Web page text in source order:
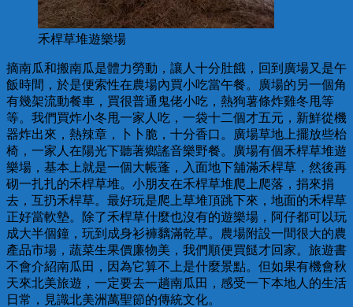
禾桿草堆遊樂場
摘南瓜和搬南瓜是體力勞動，讓人十分肚餓，回到廣場又是午
飯時間，於是便索性在農場內買小吃當午餐。廣場的另一個角
有幾架流動餐車，買很普通鬼佬小吃，熱狗薯條炸雞冬甩等
等。我們買炸小冬甩一家人吃，一袋十二個才五元，新鮮從機
器炸出來，熱辣章，卜卜脆，十分香口。廣場草地上擺放些枱
椅，一家人在陽光下聽著鄉謠音樂野餐。廣場有個禾桿草堆遊
樂場，基本上就是一個大帳蓬，入面地下舖滿禾桿草，然後再
砌一扎扎的禾桿草堆。小朋友在禾桿草堆爬上爬落，捐來捐
去，互扔禾桿草。最好玩是爬上草堆頂跳下來，地面的禾桿草
正好當軟墊。除了禾桿草什麼也沒有的遊樂場，阿仔都可以玩
成大半個鐘，玩到成身衫褲黐滿乾草。農場附設一間很大的農
產品市場，蔬菜生果價廉物美，我們順便買餸才回家。旅遊書
不會介紹南瓜田，因為它算不上是什麼景點。但如果有機會秋
天來北美旅遊，一定要去一趟南瓜田，感受一下本地人的生活
日常，見識北美洲萬聖節的傳統文化。